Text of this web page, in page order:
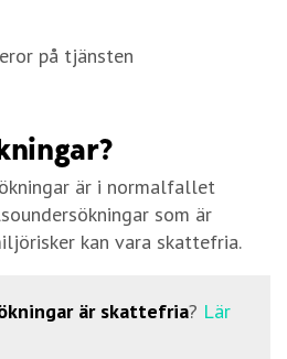
på tjänsten
är i normalfallet
som är
kan vara skattefria.
är skattefria? Lär